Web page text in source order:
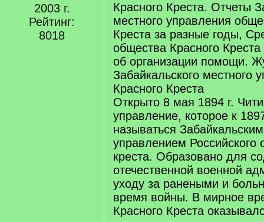
2003 г.
Рейтинг:
8018
Красного Креста. Отчеты
местного управления
Креста за разные годы,
общества Красного
об организации помощи.
Забайкальского местного
Красного Креста
Открыто 8 мая 1894 г.
управление, которое к
называться
управлением Российского
креста. Образовано для
отечественной военной
уходу за ранеными и
время войны. В мирное
Красного Креста